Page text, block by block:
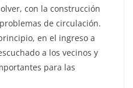
con la construcción
de circulación.
en el ingreso a
a los vecinos y
para las